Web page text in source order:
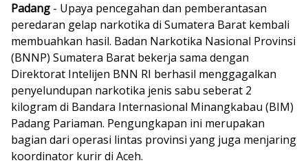
Padang - Upaya pencegahan dan pemberantasan
peredaran gelap narkotika di Sumatera Barat kembali
membuahkan hasil. Badan Narkotika Nasional Provinsi
(BNNP) Sumatera Barat bekerja sama dengan
Direktorat Intelijen BNN RI berhasil menggagalkan
penyelundupan narkotika jenis sabu seberat 2
kilogram di Bandara Internasional Minangkabau (BIM)
Padang Pariaman. Pengungkapan ini merupakan
bagian dari operasi lintas provinsi yang juga menjaring
koordinator kurir di Aceh.